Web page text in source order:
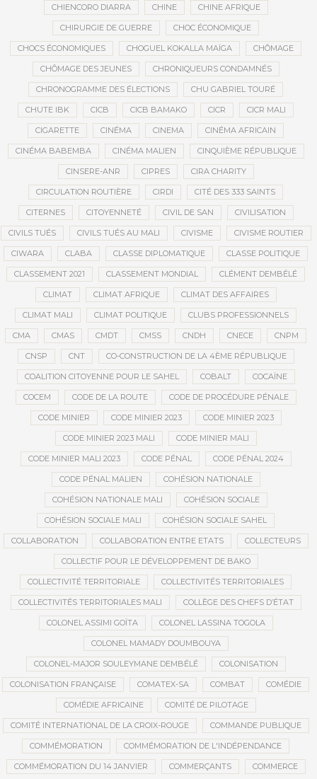
CHIENCORO DIARRA CHINE CHINE AFRIQUE
CHIRURGIE DE GUERRE CHOC ÉCONOMIQUE
CHOCS ÉCONOMIQUES CHOGUEL KOKALLA MAÏGA CHÔMAGE
CHÔMAGE DES JEUNES CHRONIQUEURS CONDAMNÉS
CHRONOGRAMME DES ÉLECTIONS CHU GABRIEL TOURÉ
CHUTE IBK CICB CICB BAMAKO CICR CICR MALI
CIGARETTE CINÉMA CINEMA CINÉMA AFRICAIN
CINÉMA BABEMBA CINÉMA MALIEN CINQUIÈME RÉPUBLIQUE
CINSERE-ANR CIPRES CIRA CHARITY
CIRCULATION ROUTIÈRE CIRDI CITÉ DES 333 SAINTS
CITERNES CITOYENNETÉ CIVIL DE SAN CIVILISATION
CIVILS TUÉS CIVILS TUÉS AU MALI CIVISME CIVISME ROUTIER
CIWARA CLABA CLASSE DIPLOMATIQUE CLASSE POLITIQUE
CLASSEMENT 2021 CLASSEMENT MONDIAL CLÉMENT DEMBÉLÉ
CLIMAT CLIMAT AFRIQUE CLIMAT DES AFFAIRES
CLIMAT MALI CLIMAT POLITIQUE CLUBS PROFESSIONNELS
CMA CMAS CMDT CMSS CNDH CNECE CNPM
CNSP CNT CO-CONSTRUCTION DE LA 4ÈME RÉPUBLIQUE
COALITION CITOYENNE POUR LE SAHEL COBALT COCAÏNE
COCEM CODE DE LA ROUTE CODE DE PROCÉDURE PÉNALE
CODE MINIER CODE MINIER 2023 CODE MINIER 2023
CODE MINIER 2023 MALI CODE MINIER MALI
CODE MINIER MALI 2023 CODE PÉNAL CODE PÉNAL 2024
CODE PÉNAL MALIEN COHÉSION NATIONALE
COHÉSION NATIONALE MALI COHÉSION SOCIALE
COHÉSION SOCIALE MALI COHÉSION SOCIALE SAHEL
COLLABORATION COLLABORATION ENTRE ETATS COLLECTEURS
COLLECTIF POUR LE DÉVELOPPEMENT DE BAKO
COLLECTIVITÉ TERRITORIALE COLLECTIVITÉS TERRITORIALES
COLLECTIVITÉS TERRITORIALES MALI COLLÈGE DES CHEFS D’ÉTAT
COLONEL ASSIMI GOÏTA COLONEL LASSINA TOGOLA
COLONEL MAMADY DOUMBOUYA
COLONEL-MAJOR SOULEYMANE DEMBÉLÉ COLONISATION
COLONISATION FRANÇAISE COMATEX-SA COMBAT COMÉDIE
COMÉDIE AFRICAINE COMITÉ DE PILOTAGE
COMITÉ INTERNATIONAL DE LA CROIX-ROUGE COMMANDE PUBLIQUE
COMMÉMORATION COMMÉMORATION DE L'INDÉPENDANCE
COMMÉMORATION DU 14 JANVIER COMMERÇANTS COMMERCE